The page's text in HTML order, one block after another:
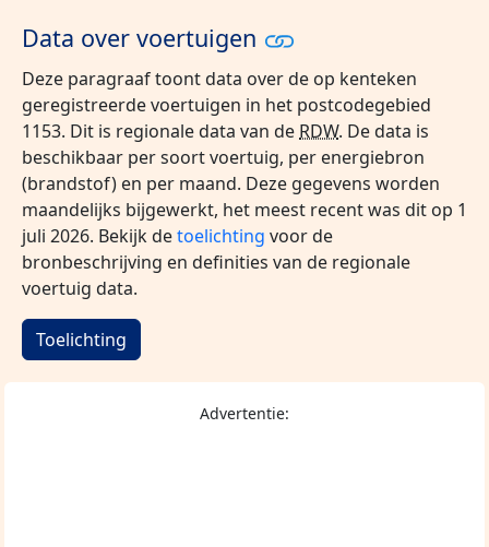
Data over voertuigen
Deze paragraaf toont data over de op kenteken
geregistreerde voertuigen in het postcodegebied
1153. Dit is regionale data van deRDW. De data is
beschikbaar per soort voertuig, per energiebron
(brandstof) en per maand. Deze gegevens worden
maandelijks bijgewerkt, het meest recent was dit op 1
juli 2026. Bekijk detoelichting voor de
bronbeschrijving en definities van de regionale
voertuig data.
Toelichting
Advertentie: